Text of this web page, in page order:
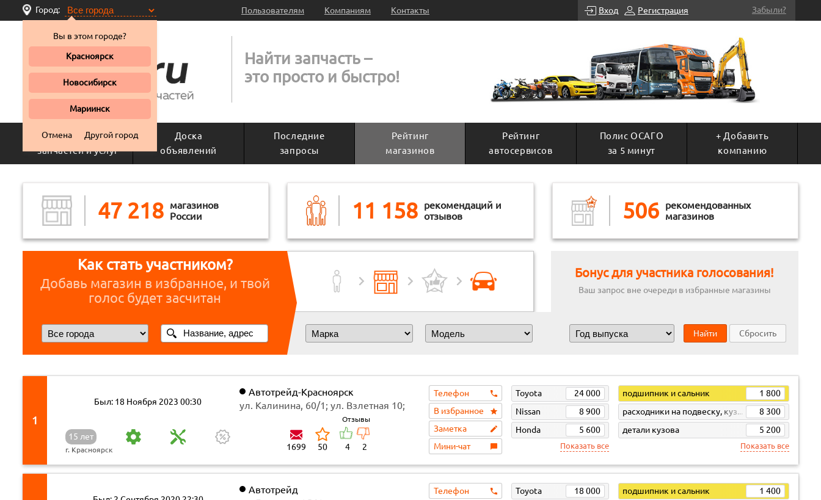
Город:
Вы в этом городе?
Красноярск
Новосибирск
Мариинск
Отмена Другой город
Пользователям Компаниям Контакты Вход Регистрация Забыли?
Найти запчасть –
это просто и быстро!
Поиск
запчастей и услуг
Доска
объявлений
Последние
запросы
Рейтинг
магазинов
Рейтинг
автосервисов
Полис ОСАГО
за 5 минут
+ Добавить
компанию
47 218
магазинов
России
11 158
рекомендаций и
отзывов
506
рекомендованных
магазинов
Как стать участником?
Добавь магазин в избранное, и твой
голос будет засчитан
Бонус для участника голосования!
Ваш запрос вне очереди в избранные магазины
Найти Сбросить
1
Был: 18 Ноября 2023 00:30
15 лет
г. Красноярск
Автотрейд-Красноярск
ул. Калинина, 60/1; ул. Взлетная 10;
ул. Гайдашовка 8И; ул. Семафорная
261Д; просп. Красноярский рабочий 27
1699 50
Отзывы
4 2
Телефон
В избранное
Заметка
Мини-чат
Toyota
24 000
Nissan
8 900
Honda
5 600
Показать все
подшипник и сальник
1 800
расходники на подвеску, кузов, кпп
8 300
детали кузова
5 200
Показать все
Автотрейд
Телефон
Toyota
18 000
подшипник и сальник
1 400